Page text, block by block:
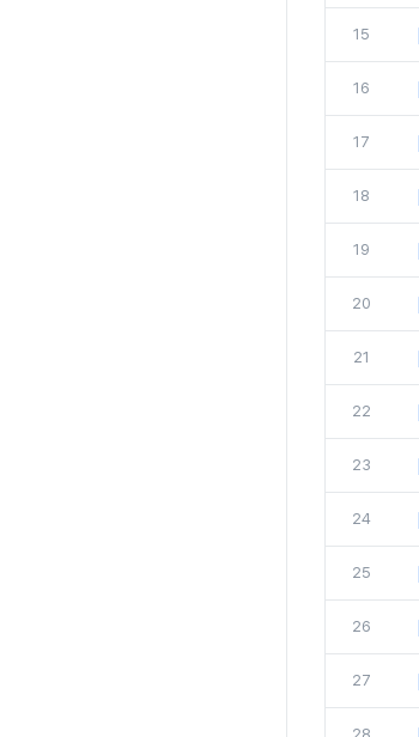
15
16
17
18
19
20
21
22
23
24
25
26
27